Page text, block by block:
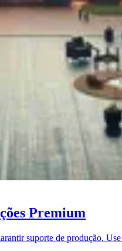
Premium
suporte de produção.